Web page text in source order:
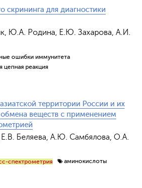
скрининга для диагностики
Ю.А. Родина, Е.Ю. Захарова, А.И.
ошибки иммунитета
цепная реакция
территории России и их
веществ с применением
Е.В. Беляева, А.Ю. Самбялова, О.А.
спектрометрия
аминокислоты